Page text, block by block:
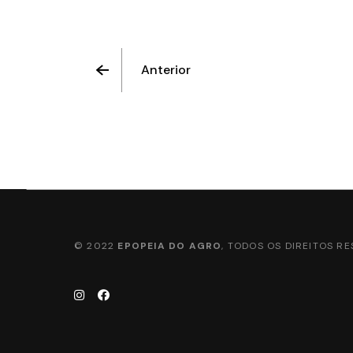
Anterior
© 2022 EPOPEIA DO AGRO, TODOS OS DIREITOS